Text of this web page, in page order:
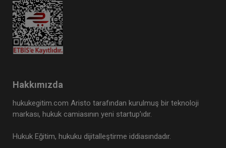
Noktaları Video Eğitimi
300 TL Sepete Ekle
Hakkımızda
hukukegitim.com Aristo tarafından kurulmuş bir teknoloji
markası, hukuk camiasının yeni startup’ıdır.
Hukuk Eğitim, hukuku dijitalleştirme iddiasındadır.